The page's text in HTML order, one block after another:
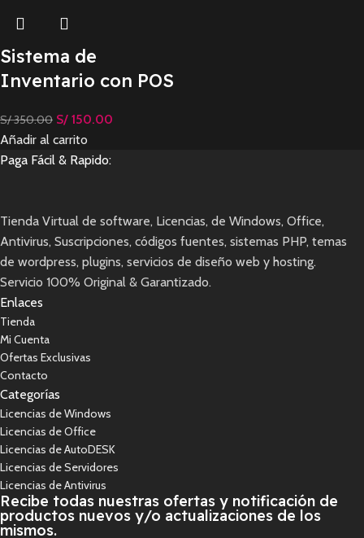
Sistema de
Inventario con POS
S/350.00 S/ 150.00
Añadir al carrito
Paga Fácil & Rapido:
Tienda Virtual de software, Licencias, de Windows, Office,
Antivirus, Suscripciones, códigos fuentes, sistemas PHP, temas
de wordpress, plugins, servicios de diseño web y hosting.
Servicio 100% Original & Garantizado.
Enlaces
Tienda
Mi Cuenta
Ofertas Exclusivas
Contacto
Categorías
Licencias de Windows
Licencias de Office
Licencias de AutoDESK
Licencias de Servidores
Licencias de Antivirus
Recibe todas nuestras ofertas y notificación de
productos nuevos y/o actualizaciones de los
mismos.